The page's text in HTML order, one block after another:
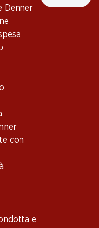
Denner
con
e
naso elegante profumo
bosco. Pieno al palato,